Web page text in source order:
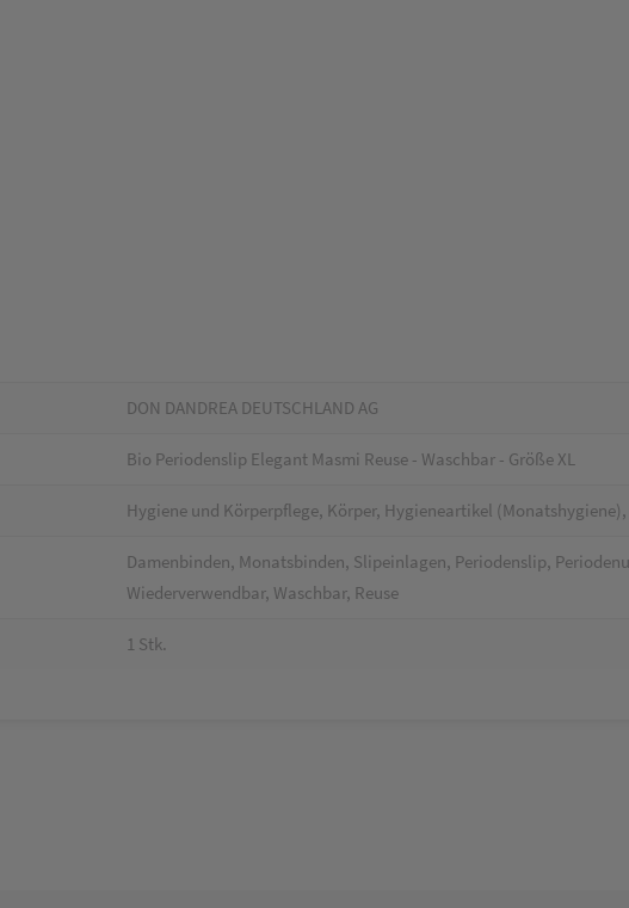
DON DANDREA DEUTSCHLAND AG
Bio Periodenslip Elegant Masmi Reuse - Waschbar - Größe XL
Hygiene und Körperpflege, Körper, Hygieneartikel (Monatshygiene),
Damenbinden, Monatsbinden, Slipeinlagen, Periodenslip,
Wiederverwendbar, Waschbar, Reuse
1 Stk.